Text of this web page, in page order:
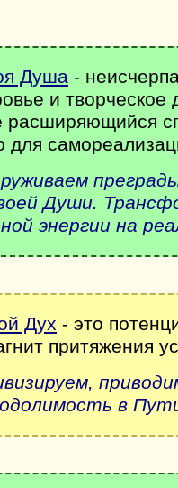
Душа -
и творческое
расширяющийся
для
Души.
энергии на
Дух - это
притяжения
в